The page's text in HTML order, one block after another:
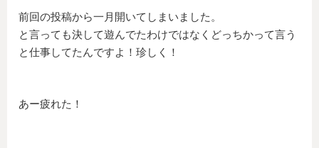
前回の投稿から一月開いてしまいました。
と言っても決して遊んでたわけではなくどっちかって言う
と仕事してたんですよ！珍しく！
あー疲れた！